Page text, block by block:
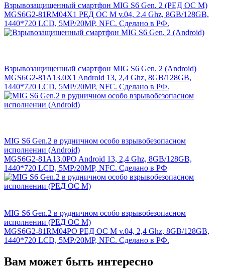
Взрывозащищенный смартфон MIG S6 Gen. 2 (РЕД ОС М)
MGS6G2-81RM04X1 РЕД ОС М v.04, 2,4 Ghz, 8GB/128GB,
1440*720 LCD, 5MP/20MP, NFC. Сделано в РФ.
Взрывозащищенный смартфон MIG S6 Gen. 2 (Android)
MGS6G2-81A13.0X1 Android 13, 2,4 Ghz, 8GB/128GB,
1440*720 LCD, 5MP/20MP, NFC. Сделано в РФ.
MIG S6 Gen.2 в рудничном особо взрывобезопасном
исполнении (Android)
MGS6G2-81A13.0PO Android 13, 2,4 Ghz, 8GB/128GB,
1440*720 LCD, 5MP/20MP, NFC. Сделано в РФ
MIG S6 Gen.2 в рудничном особо взрывобезопасном
исполнении (РЕД ОС М)
MGS6G2-81RM04PO РЕД ОС М v.04, 2,4 Ghz, 8GB/128GB,
1440*720 LCD, 5MP/20MP, NFC. Сделано в РФ.
Вам может быть интересно